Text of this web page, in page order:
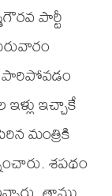
పార్టీ
పారిపోవడం
ఇచ్చాకే
మంత్రికి
శపథం